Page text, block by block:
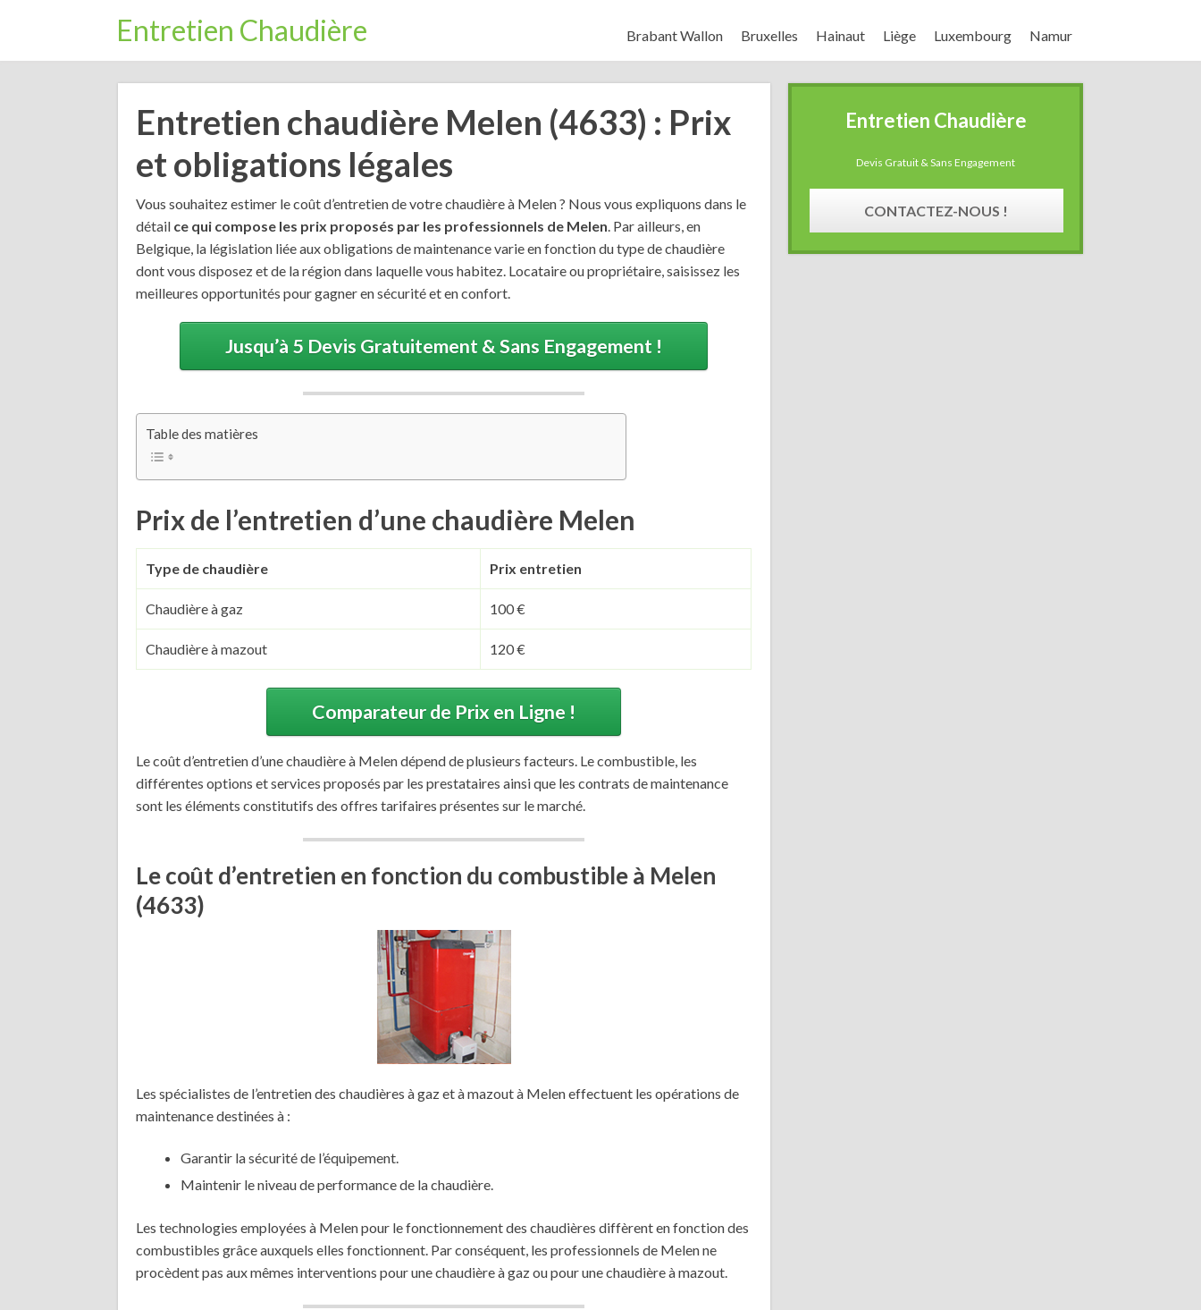
Entretien Chaudière Brabant Wallon Bruxelles Hainaut Liège Luxembourg Namur
Entretien chaudière Melen (4633) : Prix
et obligations légales
Vous souhaitez estimer le coût d’entretien de votre chaudière à Melen ? Nous vous expliquons dans le
détail ce qui compose les prix proposés par les professionnels de Melen. Par ailleurs, en
Belgique, la législation liée aux obligations de maintenance varie en fonction du type de chaudière
dont vous disposez et de la région dans laquelle vous habitez. Locataire ou propriétaire, saisissez les
meilleures opportunités pour gagner en sécurité et en confort.
Jusqu’à 5 Devis Gratuitement & Sans Engagement !
Table des matières
Prix de l’entretien d’une chaudière Melen
Type de chaudière Prix entretien
Chaudière à gaz 100 €
Chaudière à mazout 120 €
Comparateur de Prix en Ligne !
Le coût d’entretien d’une chaudière à Melen dépend de plusieurs facteurs. Le combustible, les
différentes options et services proposés par les prestataires ainsi que les contrats de maintenance
sont les éléments constitutifs des offres tarifaires présentes sur le marché.
Le coût d’entretien en fonction du combustible à Melen
(4633)
Les spécialistes de l’entretien des chaudières à gaz et à mazout à Melen effectuent les opérations de
maintenance destinées à :
Garantir la sécurité de l’équipement.
Maintenir le niveau de performance de la chaudière.
Les technologies employées à Melen pour le fonctionnement des chaudières diffèrent en fonction des
combustibles grâce auxquels elles fonctionnent. Par conséquent, les professionnels de Melen ne
procèdent pas aux mêmes interventions pour une chaudière à gaz ou pour une chaudière à mazout.
Entretien Chaudière
Devis Gratuit & Sans Engagement
CONTACTEZ-NOUS !